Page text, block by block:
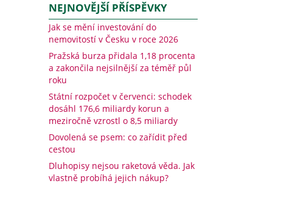
NEJNOVĚJŠÍ PŘÍSPĚVKY
Jak se mění investování do
nemovitostí v Česku v roce 2026
Pražská burza přidala 1,18 procenta
a zakončila nejsilnější za téměř půl
roku
Státní rozpočet v červenci: schodek
dosáhl 176,6 miliardy korun a
meziročně vzrostl o 8,5 miliardy
Dovolená se psem: co zařídit před
cestou
Dluhopisy nejsou raketová věda. Jak
vlastně probíhá jejich nákup?